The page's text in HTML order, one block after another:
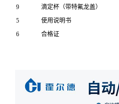
9
滴定杯（带特氟龙盖）
5
使用说明书
6
合格证